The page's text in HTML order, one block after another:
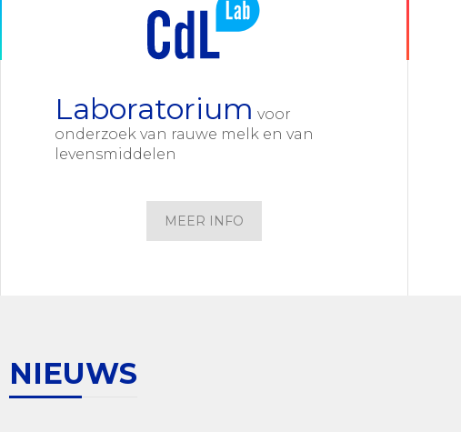
Laboratorium voor
onderzoek van rauwe melk en van
levensmiddelen
MEER INFO
NIEUWS